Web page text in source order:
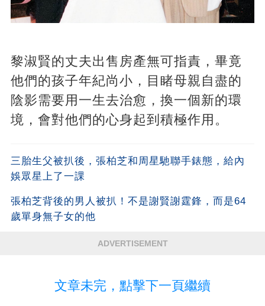
黎淑賢的丈夫出售房產無可指責，畢竟
他們的孩子年紀尚小，目睹母親自盡的
陰影需要用一生去治愈，換一個新的環
境，會對他們的心身起到積極作用。
三胎生父被扒後，張柏芝和周星馳聯手錶態，給內
娛眾星上了一課
張柏芝背後的男人被扒！不是謝賢謝霆鋒，而是64
歲單身無子女的他
ADVERTISEMENT
文章未完，點擊下一頁繼續